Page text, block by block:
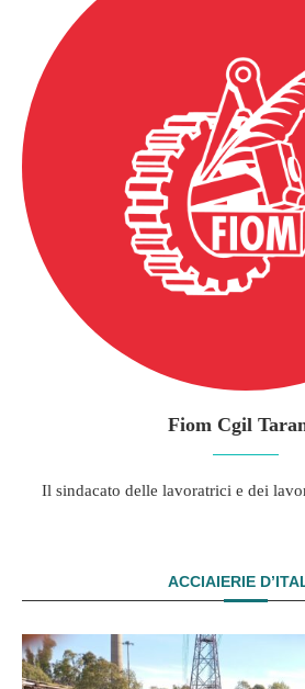
Fiom Cgil
Il sindacato delle lavoratrici e dei
ACCIAIERIE